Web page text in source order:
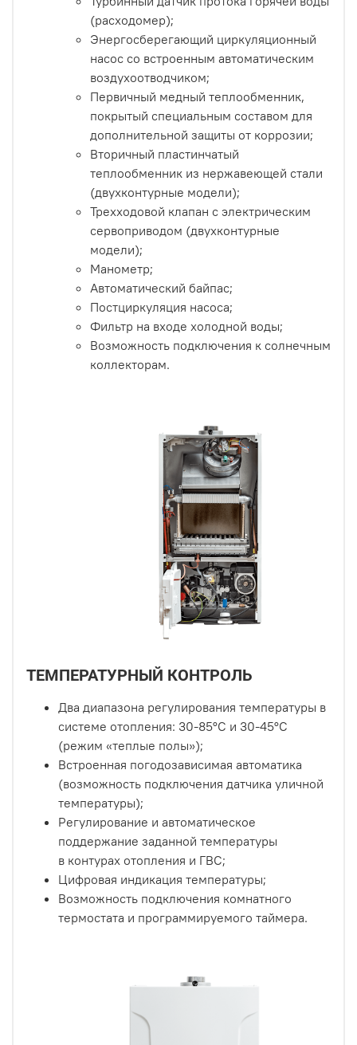
(расходомер);
Энергосберегающий циркуляционный
насос со встроенным автоматическим
воздухоотводчиком;
Первичный медный теплообменник,
покрытый специальным составом для
дополнительной защиты от коррозии;
Вторичный пластинчатый
теплообменник из нержавеющей стали
(двухконтурные модели);
Трехходовой клапан с электрическим
сервоприводом (двухконтурные
модели);
Манометр;
Автоматический байпас;
Постциркуляция насоса;
Фильтр на входе холодной воды;
Возможность подключения к солнечным
коллекторам.
ТЕМПЕРАТУРНЫЙ КОНТРОЛЬ
Два диапазона регулирования температуры в
системе отопления: 30-85°С и 30-45°С
(режим «теплые полы»);
Встроенная погодозависимая автоматика
(возможность подключения датчика уличной
температуры);
Регулирование и автоматическое
поддержание заданной температуры
в контурах отопления и ГВС;
Цифровая индикация температуры;
Возможность подключения комнатного
термостата и программируемого таймера.